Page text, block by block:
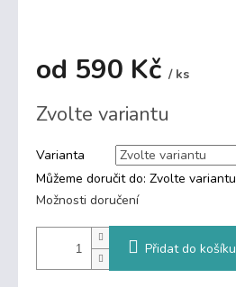
od 590 Kč / ks
cena:
Zvolte variantu
Varianta
Můžeme doručit do: Zvolte variantu
Možnosti doručení
Přidat do košíku